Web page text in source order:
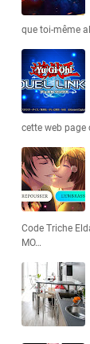
que toi-même
cette web page
Code Triche
MO…